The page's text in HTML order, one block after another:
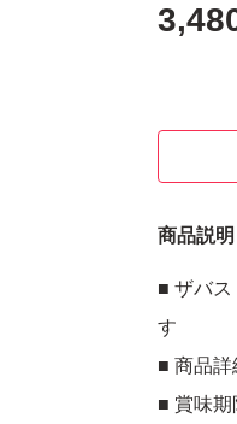
商品説明
■ ザバス
す
■ 商品詳
■ 賞味